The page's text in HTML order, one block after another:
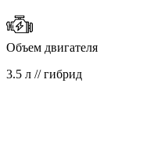
Объем двигателя
3.5 л // гибрид